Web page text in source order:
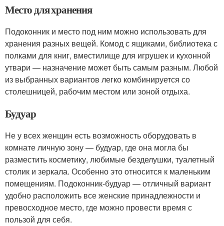
Место для хранения
Подоконник и место под ним можно использовать для
хранения разных вещей. Комод с ящиками, библиотека с
полками для книг, вместилище для игрушек и кухонной
утвари — назначение может быть самым разным. Любой
из выбранных вариантов легко комбинируется со
столешницей, рабочим местом или зоной отдыха.
Будуар
Не у всех женщин есть возможность оборудовать в
комнате личную зону — будуар, где она могла бы
разместить косметику, любимые безделушки, туалетный
столик и зеркала. Особенно это относится к маленьким
помещениям. Подоконник-будуар — отличный вариант
удобно расположить все женские принадлежности и
превосходное место, где можно провести время с
пользой для себя.